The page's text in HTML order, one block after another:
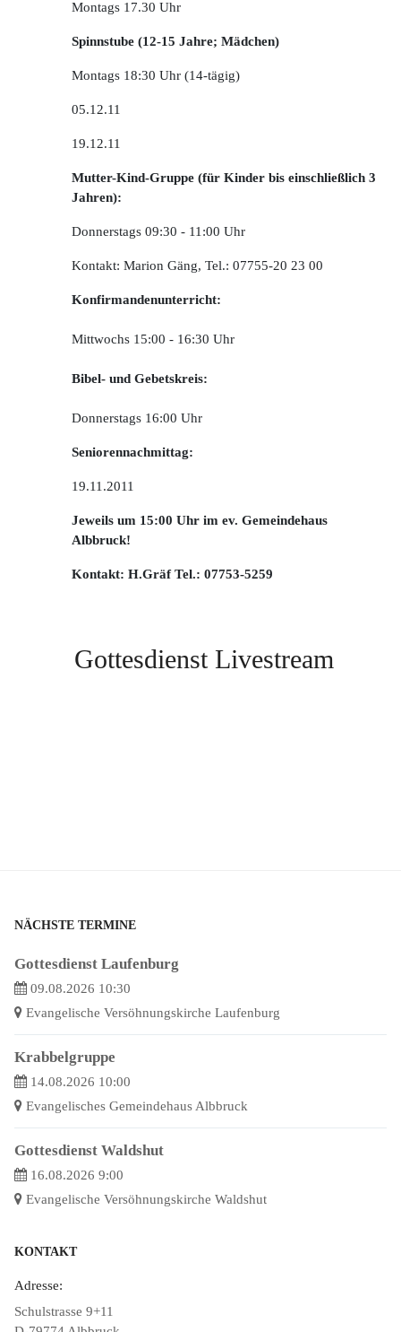
Montags 17.30 Uhr
Spinnstube (12-15 Jahre; Mädchen)
Montags 18:30 Uhr (14-tägig)
05.12.11
19.12.11
Mutter-Kind-Gruppe (für Kinder bis einschließlich 3
Jahren):
Donnerstags 09:30 - 11:00 Uhr
Kontakt: Marion Gäng, Tel.: 07755-20 23 00
Konfirmandenunterricht:
Mittwochs 15:00 - 16:30 Uhr
Bibel- und Gebetskreis:
Donnerstags 16:00 Uhr
Seniorennachmittag:
19.11.2011
Jeweils um 15:00 Uhr im ev. Gemeindehaus
Albbruck!
Kontakt: H.Gräf Tel.: 07753-5259
Gottesdienst Livestream
NÄCHSTE TERMINE
Gottesdienst Laufenburg
09.08.2026 10:30
Evangelische Versöhnungskirche Laufenburg
Krabbelgruppe
14.08.2026 10:00
Evangelisches Gemeindehaus Albbruck
Gottesdienst Waldshut
16.08.2026 9:00
Evangelische Versöhnungskirche Waldshut
KONTAKT
Adresse:
Schulstrasse 9+11